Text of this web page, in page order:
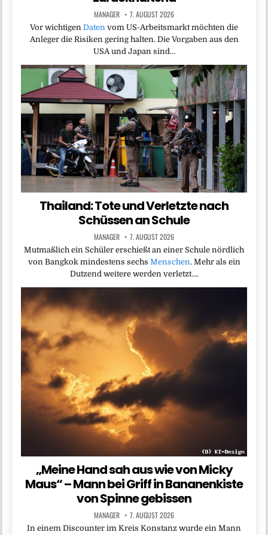
MANAGER 7. AUGUST 2026
Vor wichtigen Daten vom US-Arbeitsmarkt möchten die
Anleger die Risiken gering halten. Die Vorgaben aus den
USA und Japan sind…
Thailand: Tote und Verletzte nach
Schüssen an Schule
MANAGER 7. AUGUST 2026
Mutmaßlich ein Schüler erschießt an einer Schule nördlich
von Bangkok mindestens sechs Menschen. Mehr als ein
Dutzend weitere werden verletzt….
„Meine Hand sah aus wie von Micky
Maus“ – Mann bei Griff in Bananenkiste
von Spinne gebissen
MANAGER 7. AUGUST 2026
In einem Discounter im Kreis Konstanz wurde ein Mann